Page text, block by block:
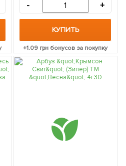
- +
КУПИТЬ
+1.09грн бонусов за покупку